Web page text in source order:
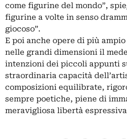
come figurine del mondo”,
figurine a volte in senso
giocoso”.
E poi anche opere di più
nelle grandi dimensioni il
intenzioni dei piccoli appunti
straordinaria capacità
composizioni equilibrate,
sempre poetiche, piene di
meravigliosa libertà